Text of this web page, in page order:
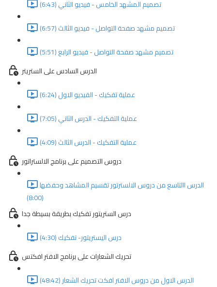
تصميم المشهد الخامس - فيديو الثاني (6:43)
تصميم مشهد صفحة التواصل - فيديو الثالث (6:57)
تصميم مشهد صفحة التواصل - فيديو الرابع (5:51)
الدرس السادس على الستريتر
عملية تفكيك - الفيديو الاول (6:24)
عملية التفكيك - الدرس الثاني (7:05)
عملية التفكيك - الدرس الثالث (4:09)
دروس التصميم على برنامج الالستراتور
الدرس االتاسع من دروس الالسترتور تقسيم المشاهد وحفضها
(8:00)
درس الستريتور تفكيك بطريقة بسيطة جدا
درس اليستريتور- تفكيك (4:30)
تحريك الشعارات على برنامج الافتر افكتس
الدرس الاول من دروس الافتر افكت تحريك الشعار (48:42)